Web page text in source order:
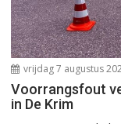
vrijdag 7 augustus
Voorrangsfout
in De Krim